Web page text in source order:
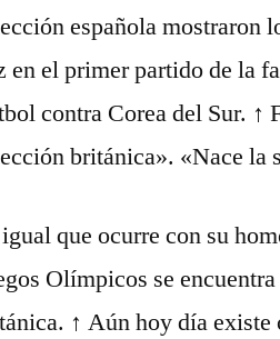
española mostraron
en el primer partido de la
contra Corea del Sur. ↑
británica». «Nace la
que ocurre con su
Olímpicos se
↑ Aún hoy día